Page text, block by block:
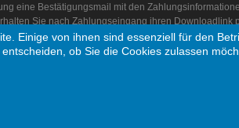
eine Bestätigungsmail mit den
Sie nach Zahlungseingang ihren Downloadlink
Einige von ihnen sind essenziell für den
ob Sie die Cookies zulassen